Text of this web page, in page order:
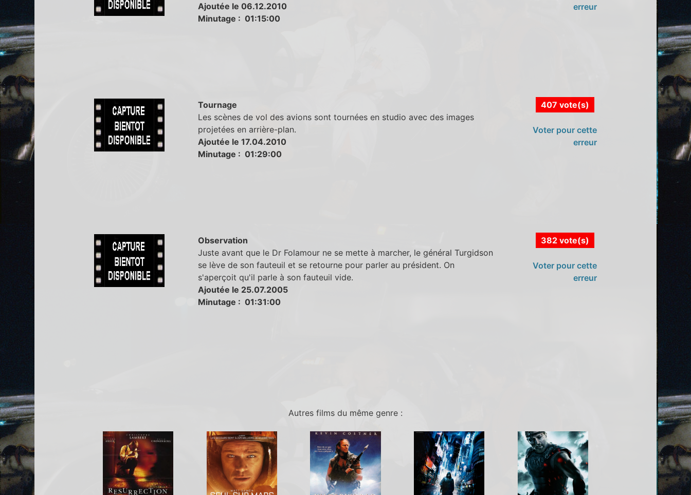
Ajoutée le 06.12.2010
Minutage : 01:15:00
erreur
Tournage
Les scènes de vol des avions sont tournées en studio avec des images
projetées en arrière-plan.
Ajoutée le 17.04.2010
Minutage : 01:29:00
407 vote(s)
Voter pour cette
erreur
Observation
Juste avant que le Dr Folamour ne se mette à marcher, le général Turgidson
se lève de son fauteuil et se retourne pour parler au président. On
s'aperçoit qu'il parle à son fauteuil vide.
Ajoutée le 25.07.2005
Minutage : 01:31:00
382 vote(s)
Voter pour cette
erreur
Autres films du même genre :